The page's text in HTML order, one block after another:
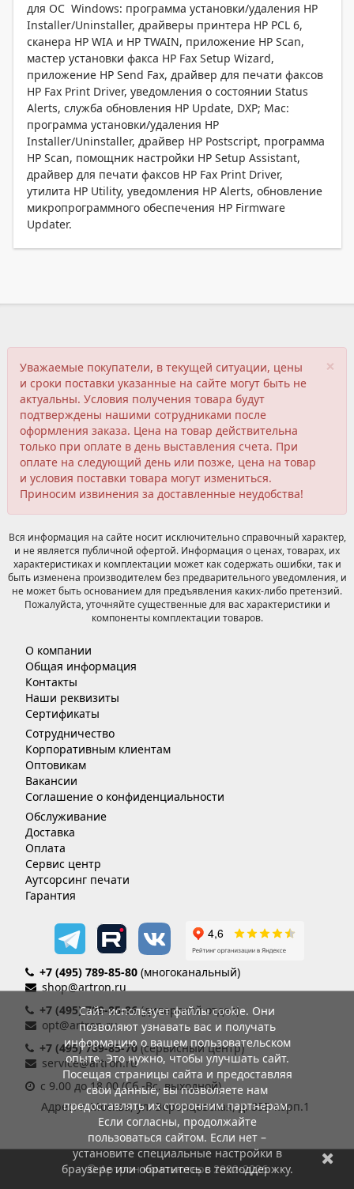
для ОС Windows: программа установки/удаления HP
Installer/Uninstaller, драйверы принтера HP PCL 6,
сканера HP WIA и HP TWAIN, приложение HP Scan,
мастер установки факса HP Fax Setup Wizard,
приложение HP Send Fax, драйвер для печати факсов
HP Fax Print Driver, уведомления о состоянии Status
Alerts, служба обновления HP Update, DXP; Mac:
программа установки/удаления HP
Installer/Uninstaller, драйвер HP Postscript, программа
HP Scan, помощник настройки HP Setup Assistant,
драйвер для печати факсов HP Fax Print Driver,
утилита HP Utility, уведомления HP Alerts, обновление
микропрограммного обеспечения HP Firmware
Updater.
×
Уважаемые покупатели, в текущей ситуации, цены
и сроки поставки указанные на сайте могут быть не
актуальны. Условия получения товара будут
подтверждены нашими сотрудниками после
оформления заказа. Цена на товар действительна
только при оплате в день выставления счета. При
оплате на следующий день или позже, цена на товар
и условия поставки товара могут измениться.
Приносим извинения за доставленные неудобства!
Вся информация на сайте носит исключительно справочный характер,
и не является публичной офертой. Информация о ценах, товарах, их
характеристиках и комплектации может как содержать ошибки, так и
быть изменена производителем без предварительного уведомления, и
не может быть основанием для предъявления каких-либо претензий.
Пожалуйста, уточняйте существенные для вас характеристики и
компоненты комплектации товаров.
О компании
Общая информация
Контакты
Наши реквизиты
Сертификаты
Сотрудничество
Корпоративным клиентам
Оптовикам
Вакансии
Соглашение о конфиденциальности
Обслуживание
Доставка
Оплата
Сервис центр
Аутсорсинг печати
Гарантия
+7 (495) 789-85-80 (многоканальный)
shop@artron.ru
+7 (495) 789-85-86(дилерский отдел)
opt@artron.ru
+7 (495) 789-85-70 (сервисный центр)
service@artron.ru
с 9.00 до 18.00 (Сб.-Вс. выходной)
Адрес: г. Москва, ул. Воронцовская, д. 35Б корп.1
© Артрон компьютерс 2002-2026
Сайт использует файлы cookie. Они
позволяют узнавать вас и получать
информацию о вашем пользовательском
опыте. Это нужно, чтобы улучшать сайт.
Посещая страницы сайта и предоставляя
свои данные, вы позволяете нам
предоставлять их сторонним партнерам.
Если согласны, продолжайте
пользоваться сайтом. Если нет –
установите специальные настройки в
браузере или обратитесь в техподдержку.